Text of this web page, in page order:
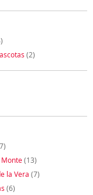
(2)
Monte(13)
la Vera (7)
(6)